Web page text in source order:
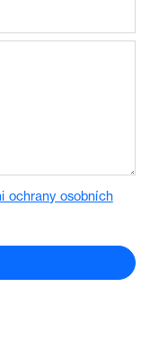
ochrany osobních